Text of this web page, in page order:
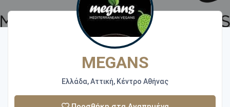
MEGANS
Ελλάδα, Αττική, Κέντρο Αθήνας